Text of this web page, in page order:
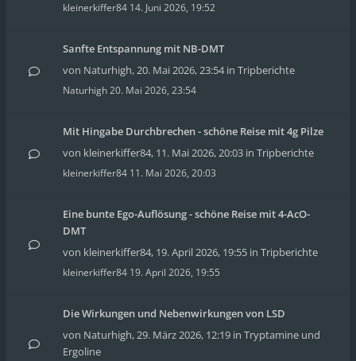
kleinerkiffer84 14. Juni 2026, 19:52
Sanfte Entspannung mit NB-DMT
von Naturhigh,20. Mai 2026, 23:54in Tripberichte
Naturhigh20. Mai 2026, 23:54
Mit Hingabe Durchbrechen - schöne Reise mit 4g Pilze
von kleinerkiffer84, 11. Mai 2026, 20:03 in Tripberichte
kleinerkiffer84 11. Mai 2026, 20:03
Eine bunte Ego-Auflösung - schöne Reise mit 4-AcO-
DMT
von kleinerkiffer84, 19. April 2026, 19:55 in Tripberichte
kleinerkiffer84 19. April 2026, 19:55
Die Wirkungen und Nebenwirkungen von LSD
von Naturhigh,29. März 2026, 12:19 in Tryptamine und
Ergoline